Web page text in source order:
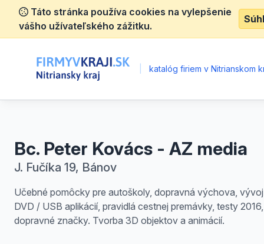
Táto stránka používa cookies na vylepšenie
vášho užívateľského zážitku.
katalóg firiem v Nitrianskom
Bc. Peter Kovács - AZ media
J. Fučíka 19, Bánov
Učebné pomôcky pre autoškoly, dopravná výchova,
DVD / USB aplikácií, pravidlá cestnej premávky, testy 2016,
dopravné značky. Tvorba 3D objektov a animácií.